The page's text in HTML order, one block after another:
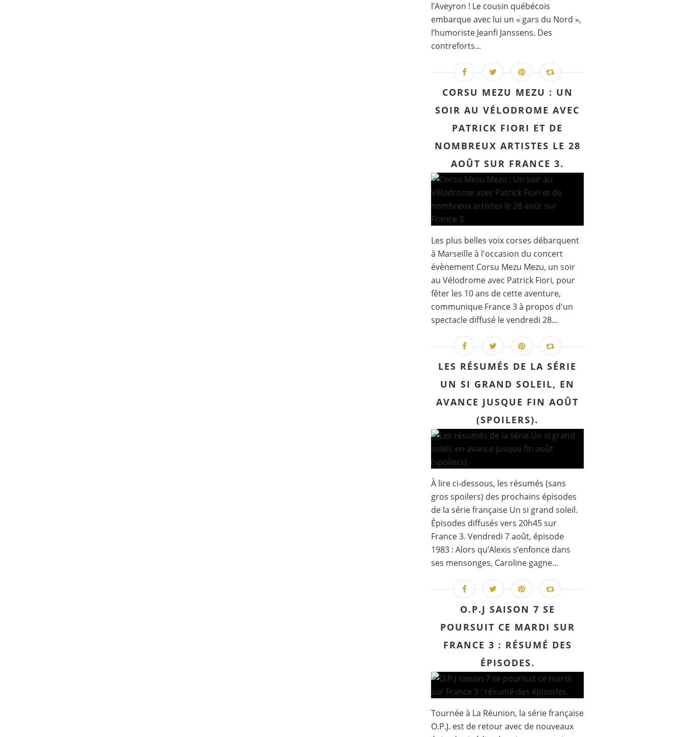
l’Aveyron ! Le cousin québécois
embarque avec lui un « gars du Nord »,
l’humoriste Jeanfi Janssens. Des
contreforts...
CORSU MEZU MEZU : UN
SOIR AU VÉLODROME AVEC
PATRICK FIORI ET DE
NOMBREUX ARTISTES LE 28
AOÛT SUR FRANCE 3.
Les plus belles voix corses débarquent
à Marseille à l'occasion du concert
évènement Corsu Mezu Mezu, un soir
au Vélodrome avec Patrick Fiori, pour
fêter les 10 ans de cette aventure,
communique France 3 à propos d'un
spectacle diffusé le vendredi 28...
LES RÉSUMÉS DE LA SÉRIE
UN SI GRAND SOLEIL, EN
AVANCE JUSQUE FIN AOÛT
(SPOILERS).
À lire ci-dessous, les résumés (sans
gros spoilers) des prochains épisodes
de la série française Un si grand soleil.
Épisodes diffusés vers 20h45 sur
France 3. Vendredi 7 août, épisode
1983 : Alors qu’Alexis s’enfonce dans
ses mensonges, Caroline gagne...
O.P.J SAISON 7 SE
POURSUIT CE MARDI SUR
FRANCE 3 : RÉSUMÉ DES
ÉPISODES.
Tournée à La Réunion, la série française
O.P.J. est de retour avec de nouveaux